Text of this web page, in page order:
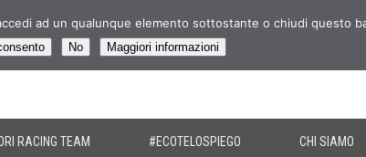
RACING TEAM #ECOTELOSPIEGO CHI SIAMO
ad un qualunque elemento sottostante o chiudi questo
No Maggiori informazioni